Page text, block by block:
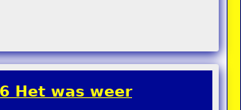
Het was weer